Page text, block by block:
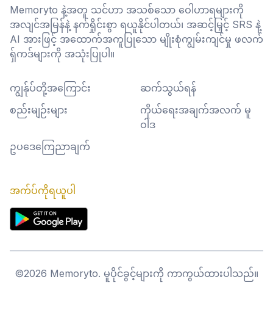
Memoryto နဲ့အတူ သင်ဟာ အသစ်သော ဝေါဟာရများကို
အလျင်အမြန်နဲ့ နက်ရှိုင်းစွာ ရယူနိုင်ပါတယ်၊ အဆင့်မြှင့် SRS နဲ့
AI အားဖြင့် အထောက်အကူပြုသော မျိုးစုံကျွမ်းကျင်မှု ဖလက်
ရှ်ကဒ်များကို အသုံးပြုပါ။
ကျွန်ုပ်တို့အကြောင်း
ဆက်သွယ်ရန်
စည်းမျဉ်းများ
ကိုယ်ရေးအချက်အလက် မူ
ဝါဒ
ဥပဒေကြေညာချက်
အက်ပ်ကိုရယူပါ
©2026 Memoryto. မူပိုင်ခွင့်များကို ကာကွယ်ထားပါသည်။